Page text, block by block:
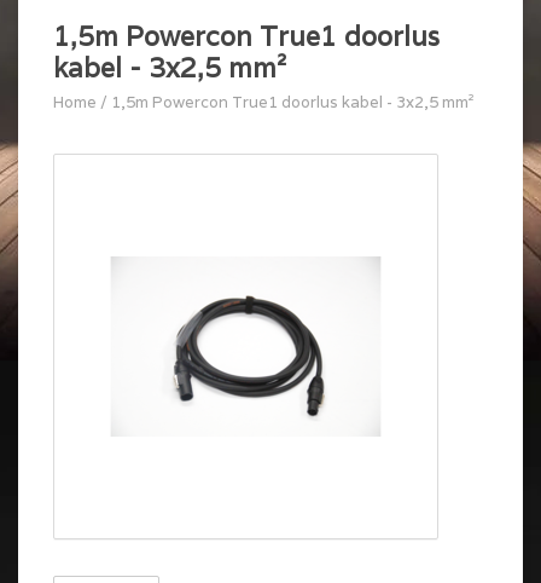
1,5m Powercon True1 doorlus
kabel - 3x2,5 mm²
Home / 1,5m Powercon True1 doorlus kabel - 3x2,5 mm²